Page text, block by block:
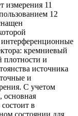
измерения 11
12
интерференционные
кремниевый
плотности и
источника
и
С учетом
основная
в